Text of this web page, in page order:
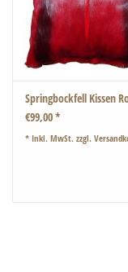
Springbockfell Kissen
€99,00 *
* Inkl. MwSt. zzgl.